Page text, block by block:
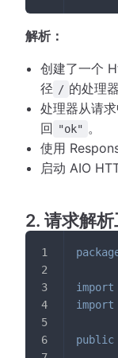
解析：
创建了一个
径 / 的处理器
处理器从请
回
"ok" 。
使用
启动 AIO
2. 请求解
import
import
public